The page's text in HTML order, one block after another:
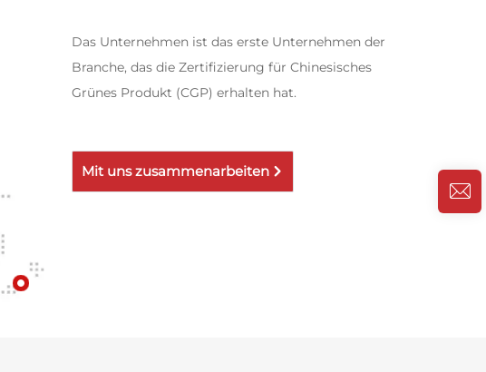
Das Unternehmen ist das erste Unternehmen der
Branche, das die Zertifizierung für Chinesisches
Grünes Produkt (CGP) erhalten hat.
Mit uns zusammenarbeiten